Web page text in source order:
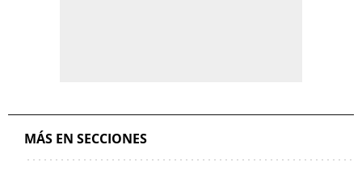
MÁS EN SECCIONES